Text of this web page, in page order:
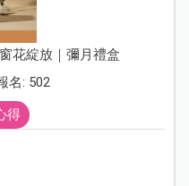
花綻放｜彌月禮盒
名: 502
得